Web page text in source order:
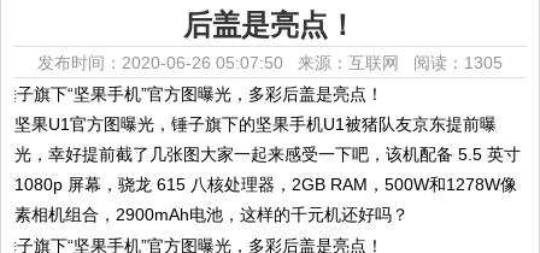
后盖是亮点！
发布时间：2020-06-26 05:07:50 来源：互联网 阅读：1305
坚果U1官方图曝光，锤子旗下的坚果手机U1被猪队友京东提前曝
光，幸好提前截了几张图大家一起来感受一下吧，该机配备 5.5 英寸
1080p 屏幕，骁龙 615 八核处理器，2GB RAM，500W和1278W像
素相机组合，2900mAh电池，这样的千元机还好吗？